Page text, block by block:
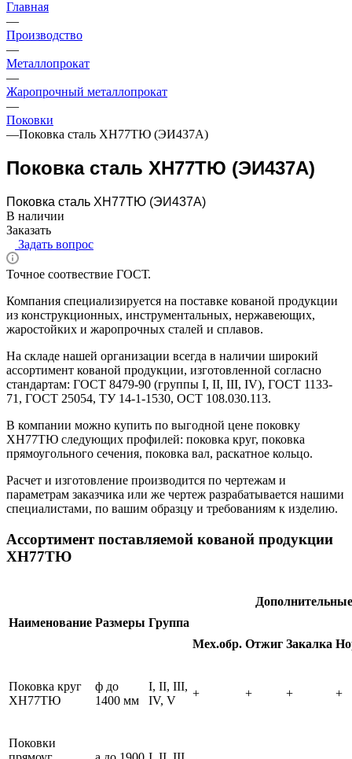
Главная
—
Производство
—
Металлопрокат
—
Жаропрочный металлопрокат
—
Поковки
—Поковка сталь ХН77ТЮ (ЭИ437А)
Поковка сталь ХН77ТЮ (ЭИ437А)
Поковка сталь ХН77ТЮ (ЭИ437А)
В наличии
Заказать
Задать вопрос
Точное соотвествие ГОСТ.
Компания специализируется на поставке кованой продукции
из конструкционных, инструментальных, нержавеющих,
жаростойких и жаропрочных сталей и сплавов.
На складе нашей организации всегда в наличии широкий
ассортимент кованой продукции, изготовленной согласно
стандартам: ГОСТ 8479-90 (группы I, II, III, IV), ГОСТ 1133-
71, ГОСТ 25054, ТУ 14-1-1530, ОСТ 108.030.113.
В компании можно купить по выгодной цене поковку
ХН77ТЮ следующих профилей: поковка круг, поковка
прямоугольного сечения, поковка вал, раскатное кольцо.
Расчет и изготовление производится по чертежам и
параметрам заказчика или же чертеж разрабатывается нашими
специалистами, по вашим образцу и требованиям к изделию.
Ассортимент поставляемой кованой продукции
ХН77ТЮ
Наименование Размеры Группа
Мех.обр. Отжиг Закалка
Поковка круг
ХН77ТЮ
ф до
1400 мм
I, II, III,
IV, V
+ + + +
Поковки